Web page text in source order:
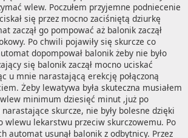
wlew. Poczułem przyjemne podniecenie
się przez mocno zaciśniętą dziurkę
zaczął go pompować aż balonik zaczął
Po chwili pojawiły się skurcze co
dopompował balonik żeby nie było
się balonik zaczął mocno uciskać
u mnie narastającą erekcję połączoną
Żeby lewatywa była skuteczna musiałem
minimum dziesięć minut ,już po
skurcze, nie były bolesne dzięki
wlewu lekarstwu przeciw skurczowemu. Po
automat usunął balonik z odbytnicy. Przez